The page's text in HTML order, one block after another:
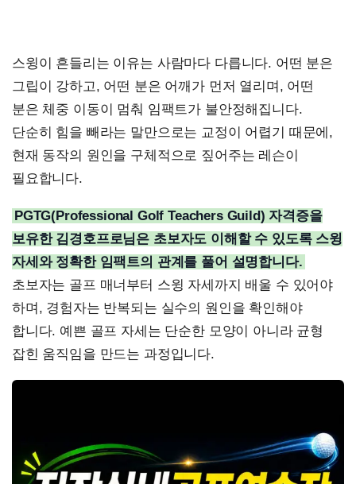
스윙이 흔들리는 이유는 사람마다 다릅니다. 어떤 분은
그립이 강하고, 어떤 분은 어깨가 먼저 열리며, 어떤
분은 체중 이동이 멈춰 임팩트가 불안정해집니다.
단순히 힘을 빼라는 말만으로는 교정이 어렵기 때문에,
현재 동작의 원인을 구체적으로 짚어주는 레슨이
필요합니다.
PGTG(Professional Golf Teachers Guild) 자격증을
보유한 김경호프로님은 초보자도 이해할 수 있도록 스윙
자세와 정확한 임팩트의 관계를 풀어 설명합니다.
초보자는 골프 매너부터 스윙 자세까지 배울 수 있어야
하며, 경험자는 반복되는 실수의 원인을 확인해야
합니다. 예쁜 골프 자세는 단순한 모양이 아니라 균형
잡힌 움직임을 만드는 과정입니다.